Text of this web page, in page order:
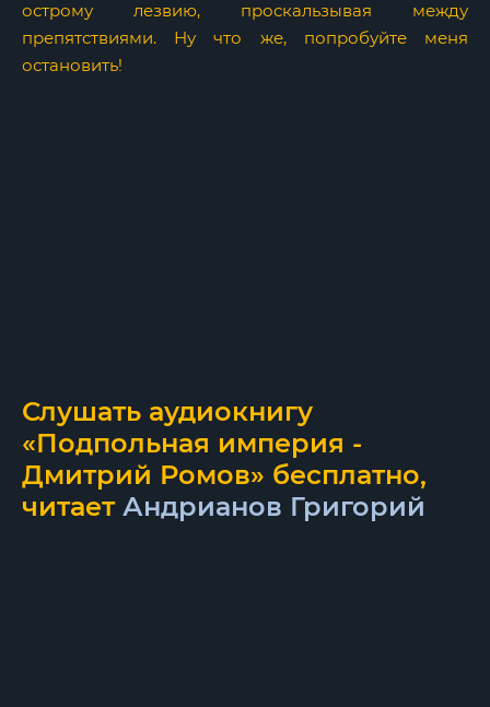
острому лезвию, проскальзывая между
препятствиями. Ну что же, попробуйте меня
остановить!
Слушать аудиокнигу
«Подпольная империя -
Дмитрий Ромов» бесплатно,
читает Андрианов Григорий